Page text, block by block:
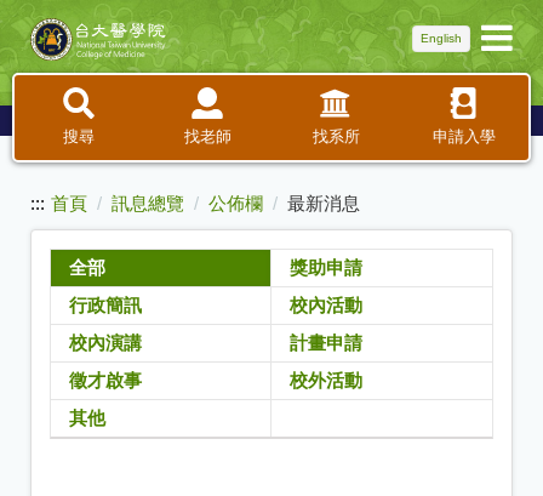
跳
到
English
搜尋 找老師 找系所 申請入學
::: 首頁 訊息總覽 公佈欄 最新消息
全部
獎助申請
行政簡訊
校內活動
校內演講
計畫申請
徵才啟事
校外活動
其他